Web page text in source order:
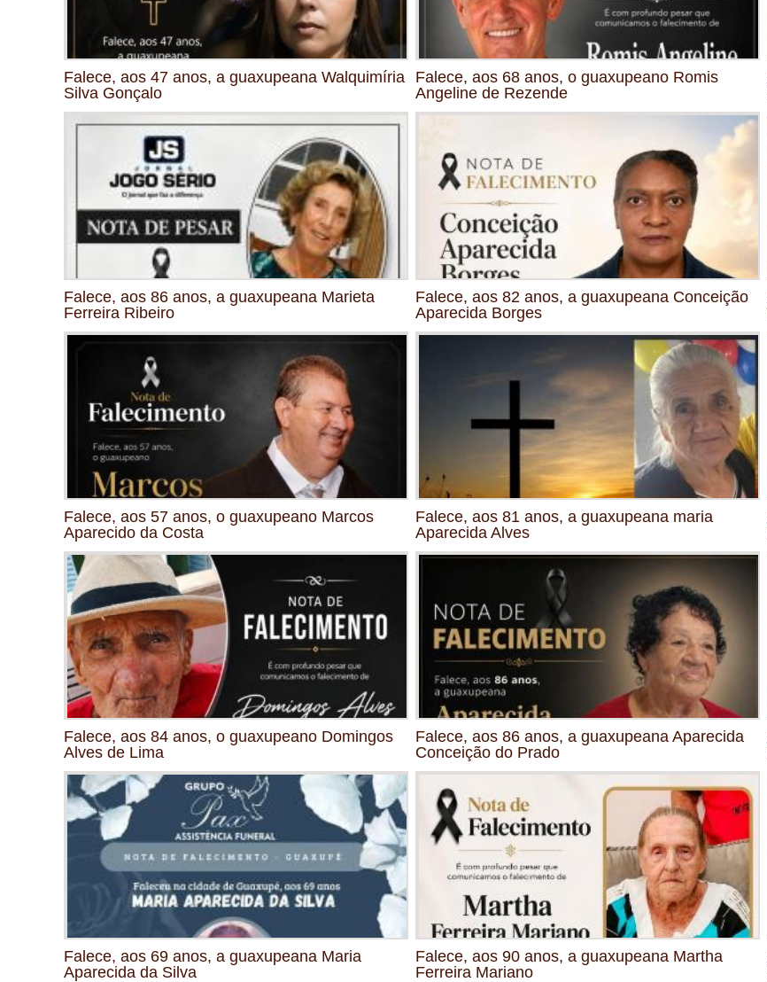
Falece, aos 47 anos, a guaxupeana Walquimíria
Silva Gonçalo
Falece, aos 68 anos, o guaxupeano Romis
Angeline de Rezende
Falece, aos 86 anos, a guaxupeana Marieta
Ferreira Ribeiro
Falece, aos 82 anos, a guaxupeana Conceição
Aparecida Borges
Falece, aos 57 anos, o guaxupeano Marcos
Aparecido da Costa
Falece, aos 81 anos, a guaxupeana maria
Aparecida Alves
Falece, aos 84 anos, o guaxupeano Domingos
Alves de Lima
Falece, aos 86 anos, a guaxupeana Aparecida
Conceição do Prado
Falece, aos 69 anos, a guaxupeana Maria
Aparecida da Silva
Falece, aos 90 anos, a guaxupeana Martha
Ferreira Mariano